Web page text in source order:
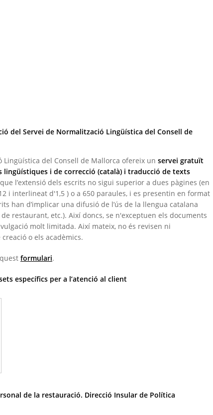
del Servei de Normalització Lingüística del Consell de
Lingüística del Consell de Mallorca ofereix un servei gratuït
lingüístiques i de correcció (català) i traducció de texts
l’extensió dels escrits no sigui superior a dues pàgines (en
i interlineat d'1,5 ) o a 650 paraules, i es presentin en format
han d’implicar una difusió de l’ús de la llengua catalana
restaurant, etc.). Així doncs, se n'exceptuen els documents
molt limitada. Així mateix, no és revisen ni
o els acadèmics.
formulari.
específics per a l’atenció al client
de la restauració. Direcció Insular de Política